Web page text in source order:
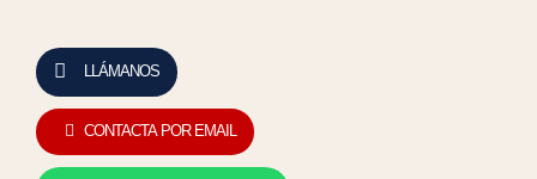
LLÁMANOS
CONTACTA POR EMAIL